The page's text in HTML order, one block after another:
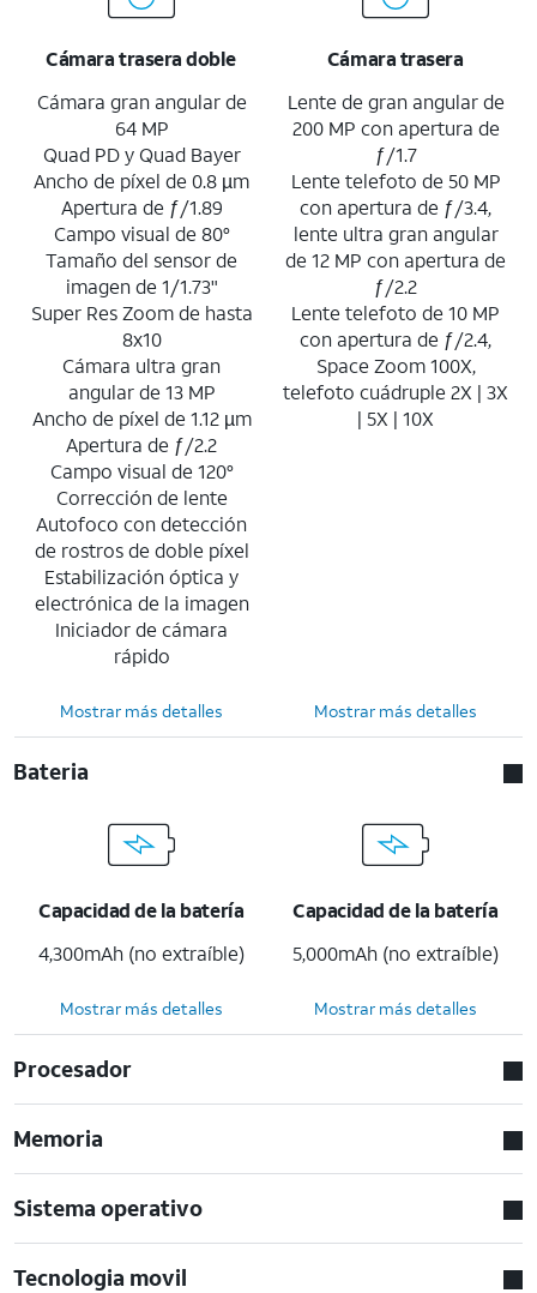
Cámara trasera doble
Cámara gran angular de
64 MP
Quad PD y Quad Bayer
Ancho de píxel de 0.8 µm
Apertura de ƒ/1.89
Campo visual de 80°
Tamaño del sensor de
imagen de 1/1.73"
Super Res Zoom de hasta
8x10
Cámara ultra gran
angular de 13 MP
Ancho de píxel de 1.12 µm
Apertura de ƒ/2.2
Campo visual de 120°
Corrección de lente
Autofoco con detección
de rostros de doble píxel
Estabilización óptica y
electrónica de la imagen
Iniciador de cámara
rápido
Cámara trasera
Lente de gran angular de
200 MP con apertura de
ƒ/1.7
Lente telefoto de 50 MP
con apertura de ƒ/3.4,
lente ultra gran angular
de 12 MP con apertura de
ƒ/2.2
Lente telefoto de 10 MP
con apertura de ƒ/2.4,
Space Zoom 100X,
telefoto cuádruple 2X | 3X
| 5X | 10X
Mostrar más detalles Mostrar más detalles
Bateria
Capacidad de la batería
4,300mAh (no extraíble)
Capacidad de la batería
5,000mAh (no extraíble)
Mostrar más detalles Mostrar más detalles
Procesador
Memoria
Sistema operativo
Tecnologia movil